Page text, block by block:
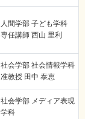
人間学部 子ども学科
専任講師 西山 里利
社会学部 社会情報学科
准教授 田中 泰恵
社会学部 メディア表現
学科